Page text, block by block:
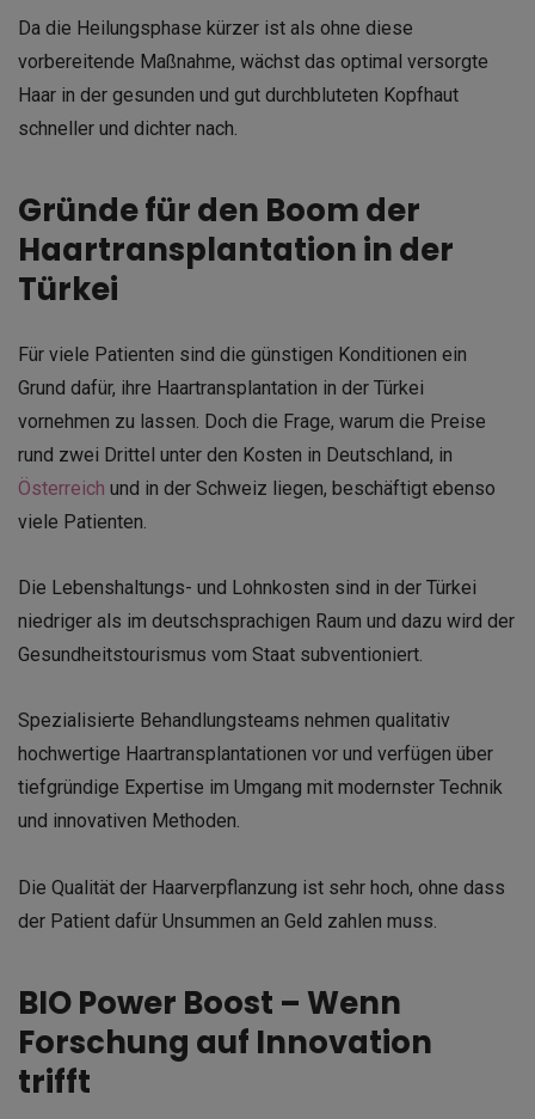
Da die Heilungsphase kürzer ist als ohne diese
vorbereitende Maßnahme, wächst das optimal versorgte
Haar in der gesunden und gut durchbluteten Kopfhaut
schneller und dichter nach.
Gründe für den Boom der
Haartransplantation in der
Türkei
Für viele Patienten sind die günstigen Konditionen ein
Grund dafür, ihre Haartransplantation in der Türkei
vornehmen zu lassen. Doch die Frage, warum die Preise
rund zwei Drittel unter den Kosten in Deutschland, in
Österreich und in der Schweiz liegen, beschäftigt ebenso
viele Patienten.
Die Lebenshaltungs- und Lohnkosten sind in der Türkei
niedriger als im deutschsprachigen Raum und dazu wird der
Gesundheitstourismus vom Staat subventioniert.
Spezialisierte Behandlungsteams nehmen qualitativ
hochwertige Haartransplantationen vor und verfügen über
tiefgründige Expertise im Umgang mit modernster Technik
und innovativen Methoden.
Die Qualität der Haarverpflanzung ist sehr hoch, ohne dass
der Patient dafür Unsummen an Geld zahlen muss.
BIO Power Boost – Wenn
Forschung auf Innovation
trifft